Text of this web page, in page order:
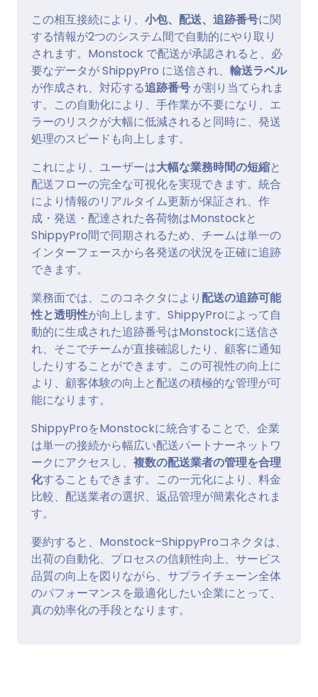
この相互接続により、 小包、配送、追跡番号に関
する情報が2つのシステム間で自動的にやり取り
されます。Monstock で配送が承認されると、必
要なデータが ShippyPro に送信され、 輸送ラベル
が作成され、対応する追跡番号が割り当てられま
す。この自動化により、手作業が不要になり、エ
ラーのリスクが大幅に低減されると同時に、発送
処理のスピードも向上します。
これにより、ユーザーは大幅な業務時間の短縮と
配送フローの完全な可視化を実現できます。統合
により情報のリアルタイム更新が保証され、作
成・発送・配達された各荷物はMonstockと
ShippyPro間で同期されるため、チームは単一の
インターフェースから各発送の状況を正確に追跡
できます。
業務面では、このコネクタにより配送の追跡可能
性と透明性が向上します。ShippyProによって自
動的に生成された追跡番号はMonstockに送信さ
れ、そこでチームが直接確認したり、顧客に通知
したりすることができます。この可視性の向上に
より、顧客体験の向上と配送の積極的な管理が可
能になります。
ShippyProをMonstockに統合することで、企業
は単一の接続から幅広い配送パートナーネットワ
ークにアクセスし、 複数の配送業者の管理を合理
化することもできます。この一元化により、料金
比較、配送業者の選択、返品管理が簡素化されま
す。
要約すると、Monstock–ShippyProコネクタは、
出荷の自動化、プロセスの信頼性向上、サービス
品質の向上を図りながら、サプライチェーン全体
のパフォーマンスを最適化したい企業にとって、
真の効率化の手段となります。